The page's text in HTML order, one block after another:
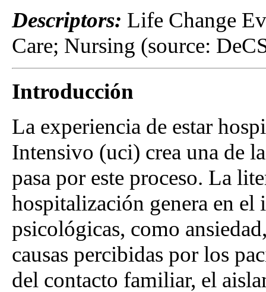
Descriptors: Life Change
Care; Nursing (source:
Introducción
La experiencia de estar
Intensivo (uci) crea una de
pasa por este proceso. La
hospitalización genera en
psicológicas, como
causas percibidas por los
del contacto familiar, el